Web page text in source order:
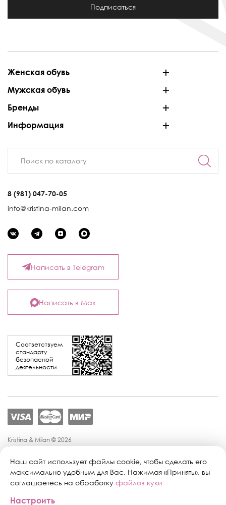
Подписаться
Женская обувь
Мужская обувь
Бренды
Информация
8 (981) 047-70-05
info@kristina-milan.com
Соответствуем
стандарту
безопасной
деятельности
Написать в Telegram
Написать в Max
Kristina & Milan © 2026
Политика конфиденциальности
Политика обработки персональных данных
Публичная оферта
Персональные настройки файлов cookie
Наш сайт использует файлы cookie, чтобы сделать его
максимально удобным для Вас. Нажимая «Принять», вы
соглашаетесь на обработку файлов куки
Настроить